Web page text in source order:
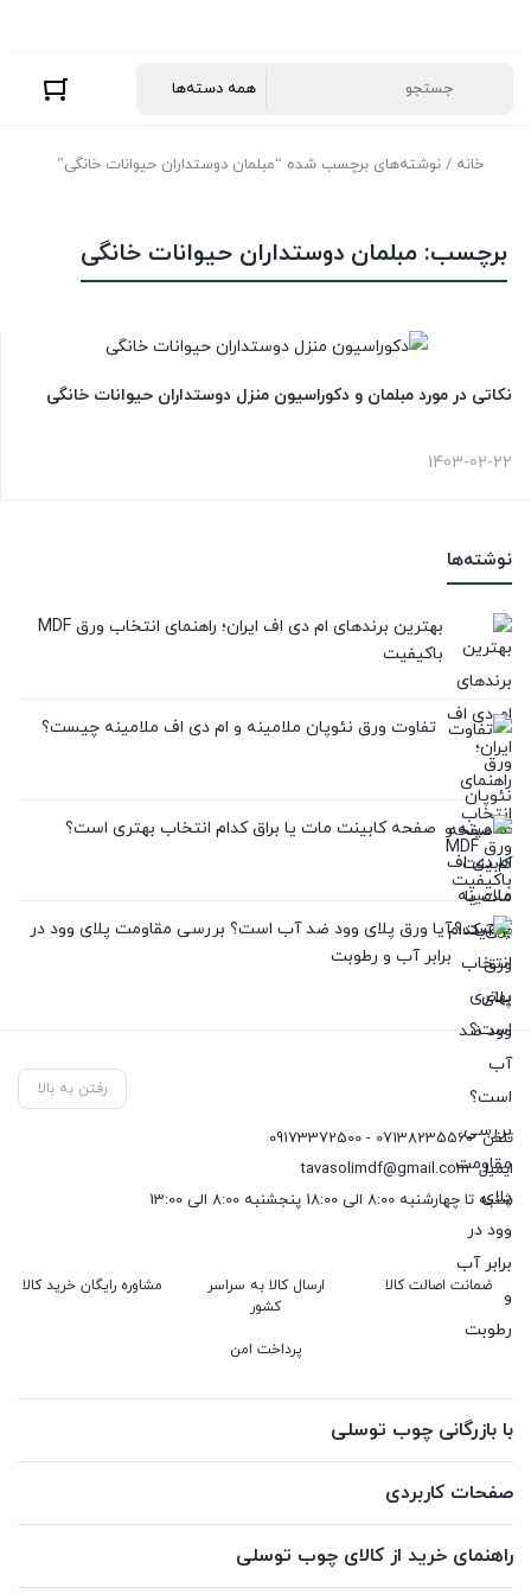
خانه / نوشته‌های برچسب شده “مبلمان دوستداران حیوانات خانگی”
نوشته‌ها
بهترین برندهای ام دی اف ایران؛ راهنمای انتخاب ورق MDF
باکیفیت
تفاوت ورق نئوپان ملامینه و ام دی اف ملامینه چیست؟
صفحه کابینت مات یا براق کدام انتخاب بهتری است؟
آیا ورق پلای وود ضد آب است؟ بررسی مقاومت پلای وود در
برابر آب و رطوبت
برچسب: مبلمان دوستداران حیوانات خانگی
نکاتی در مورد مبلمان و دکوراسیون منزل دوستداران حیوانات خانگی
1403-02-22
رفتن به بالا
تلفن07138235560 - 09173372500
ایمیلtavasolimdf@gmail.com
شنبه تا چهارشنبه 8:00 الی 18:00 پنجشنبه 8:00 الی 13:00
ضمانت اصالت کالا
ارسال کالا به سراسر
کشور
مشاوره رایگان خرید کالا
پرداخت امن
با بازرگانی چوب توسلی
صفحات کاربردی
راهنمای خرید از کالای چوب توسلی